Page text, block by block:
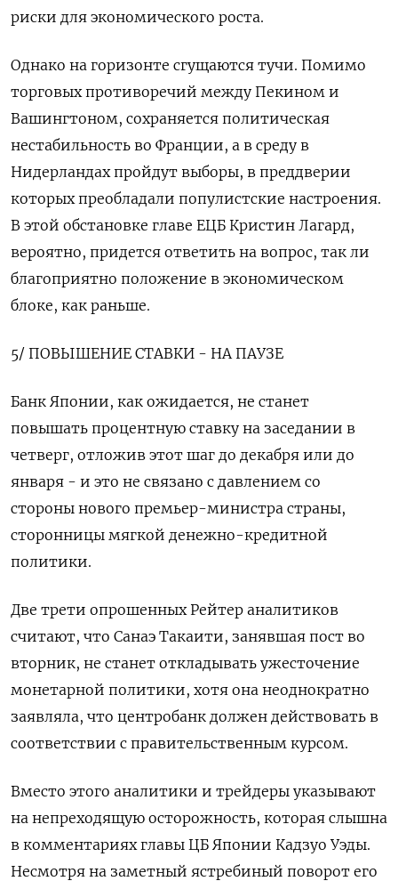
риски для экономического роста.
Однако на горизонте сгущаются тучи. Помимо
торговых противоречий между Пекином и
Вашингтоном, сохраняется политическая
нестабильность во Франции, а в среду в
Нидерландах пройдут выборы, в преддверии
которых преобладали популистские настроения.
В этой обстановке главе ЕЦБ Кристин Лагард,
вероятно, придется ответить на вопрос, так ли
благоприятно положение в экономическом
блоке, как раньше.
5/ ПОВЫШЕНИЕ СТАВКИ - НА ПАУЗЕ
Банк Японии, как ожидается, не станет
повышать процентную ставку на заседании в
четверг, отложив этот шаг до декабря или до
января - и это не связано с давлением со
стороны нового премьер-министра страны,
сторонницы мягкой денежно-кредитной
политики.
Две трети опрошенных Рейтер аналитиков
считают, что Санаэ Такаити, занявшая пост во
вторник, не станет откладывать ужесточение
монетарной политики, хотя она неоднократно
заявляла, что центробанк должен действовать в
соответствии с правительственным курсом.
Вместо этого аналитики и трейдеры указывают
на непреходящую осторожность, которая слышна
в комментариях главы ЦБ Японии Кадзуо Уэды.
Несмотря на заметный ястребиный поворот его